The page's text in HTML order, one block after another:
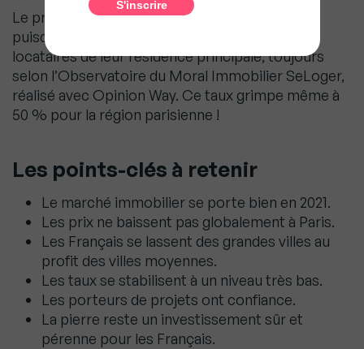
Le profil des acheteurs est pourtant varié,
puisqu’en France, 32 % des investisseurs sont
locataires de leur résidence principale, toujours
selon l’Observatoire du Moral Immobilier SeLoger,
réalisé avec Opinion Way. Ce taux grimpe même à
50 % pour la région parisienne !
Les points-clés à retenir
Le marché immobilier se porte bien en 2021.
Les prix ne baissent pas globalement à Paris.
Les Français se lassent des grandes villes au
profit des villes moyennes.
Les taux se stabilisent à un niveau très bas.
Les porteurs de projets ont confiance.
La pierre reste un investissement sûr et
pérenne pour les Français.